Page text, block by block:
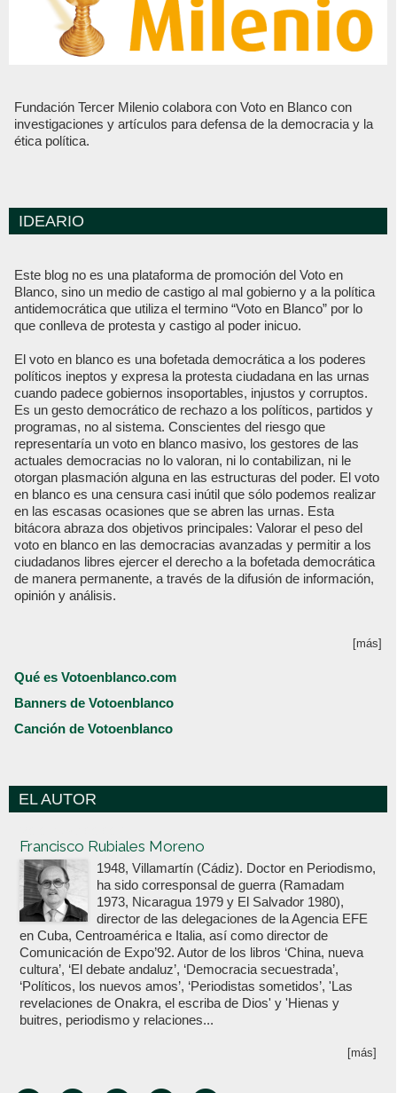
Fundación Tercer Milenio colabora con Voto en Blanco con
investigaciones y artículos para defensa de la democracia y la
ética política.
IDEARIO
Este blog no es una plataforma de promoción del Voto en
Blanco, sino un medio de castigo al mal gobierno y a la política
antidemocrática que utiliza el termino “Voto en Blanco” por lo
que conlleva de protesta y castigo al poder inicuo.
El voto en blanco es una bofetada democrática a los poderes
políticos ineptos y expresa la protesta ciudadana en las urnas
cuando padece gobiernos insoportables, injustos y corruptos.
Es un gesto democrático de rechazo a los políticos, partidos y
programas, no al sistema. Conscientes del riesgo que
representaría un voto en blanco masivo, los gestores de las
actuales democracias no lo valoran, ni lo contabilizan, ni le
otorgan plasmación alguna en las estructuras del poder. El voto
en blanco es una censura casi inútil que sólo podemos realizar
en las escasas ocasiones que se abren las urnas. Esta
bitácora abraza dos objetivos principales: Valorar el peso del
voto en blanco en las democracias avanzadas y permitir a los
ciudadanos libres ejercer el derecho a la bofetada democrática
de manera permanente, a través de la difusión de información,
opinión y análisis.
[más]
Qué es Votoenblanco.com
Banners de Votoenblanco
Canción de Votoenblanco
EL AUTOR
Francisco Rubiales Moreno
1948, Villamartín (Cádiz). Doctor en Periodismo,
ha sido corresponsal de guerra (Ramadam
1973, Nicaragua 1979 y El Salvador 1980),
director de las delegaciones de la Agencia EFE
en Cuba, Centroamérica e Italia, así como director de
Comunicación de Expo’92. Autor de los libros ‘China, nueva
cultura’, ‘El debate andaluz’, ‘Democracia secuestrada’,
‘Políticos, los nuevos amos’, ‘Periodistas sometidos’, 'Las
revelaciones de Onakra, el escriba de Dios' y 'Hienas y
buitres, periodismo y relaciones...
[más]